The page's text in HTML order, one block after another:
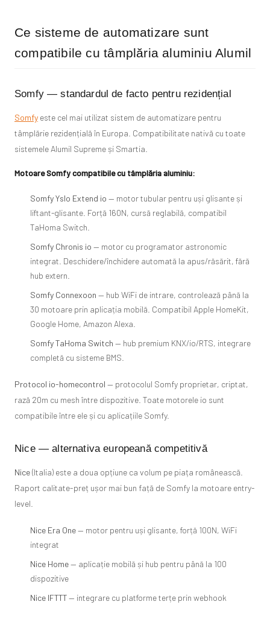
Ce sisteme de automatizare sunt
compatibile cu tâmplăria aluminiu Alumil
Somfy — standardul de facto pentru rezidențial
Somfy este cel mai utilizat sistem de automatizare pentru
tâmplărie rezidențială în Europa. Compatibilitate nativă cu toate
sistemele Alumil Supreme și Smartia.
Motoare Somfy compatibile cu tâmplăria aluminiu:
Somfy Yslo Extend io — motor tubular pentru uși glisante și
liftant-glisante. Forță 160N, cursă reglabilă, compatibil
TaHoma Switch.
Somfy Chronis io — motor cu programator astronomic
integrat. Deschidere/închidere automată la apus/răsărit, fără
hub extern.
Somfy Connexoon — hub WiFi de intrare, controlează până la
30 motoare prin aplicația mobilă. Compatibil Apple HomeKit,
Google Home, Amazon Alexa.
Somfy TaHoma Switch — hub premium KNX/io/RTS, integrare
completă cu sisteme BMS.
Protocol io-homecontrol — protocolul Somfy proprietar, criptat,
rază 20m cu mesh între dispozitive. Toate motorele io sunt
compatibile între ele și cu aplicațiile Somfy.
Nice — alternativa europeană competitivă
Nice(Italia) este a doua opțiune ca volum pe piața românească.
Raport calitate-preț ușor mai bun față de Somfy la motoare entry-
level.
Nice Era One— motor pentru uși glisante, forță 100N, WiFi
integrat
Nice Home— aplicație mobilă și hub pentru până la 100
dispozitive
Nice IFTTT— integrare cu platforme terțe prin webhook